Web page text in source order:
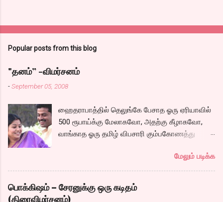
Popular posts from this blog
"தனம்” -விமர்சனம்
-September 05, 2008
ஹைதராபாத்தில் தெலுங்கே பேசாத ஓரு ஏரியாவில்
500 ரூபாய்க்கு மேலாகவோ, அதற்கு கீழாகவோ,
வாங்காத ஓரு தமிழ் விபசாரி கும்பகோணத்து
வாழ்கைபடுகிறாள். அவளுடய வாழ்கை எப்படி
அமைந்தது? என்ற ஓரு நல்ல லைனை , சங்கீதா
தன்னுடய இடுப்பை சுழற்றி, சுழற்றி நடப்பதை போல்
சும்மா, சுத்தி, சுத்தி குழப்பி, நம்பமுடியாத
மேலும் படிக்க
பொக்கிஷம் – சேரனுக்கு ஒரு கடிதம்
(திரைவிமர்சனம்)